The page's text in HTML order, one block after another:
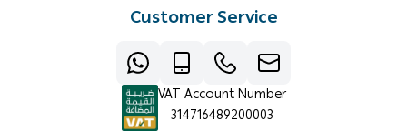
Customer Service
VAT Account Number
314716489200003